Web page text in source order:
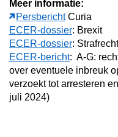
Meer informatie:
PersberichtCuria
ECER-dossier: Brexit
ECER-dossier:
ECER-bericht: A-G:
over eventuele inbreuk
verzoekt tot arresteren
juli 2024)